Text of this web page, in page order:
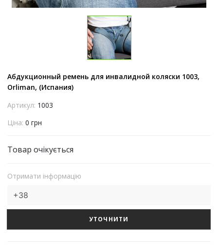
Абдукционный ремень для инвалидной коляски 1003,
Orliman, (Испания)
Артикул: 1003
Ціна: 0 грн
Товар очікується
Отримати інформацію
УТОЧНИТИ